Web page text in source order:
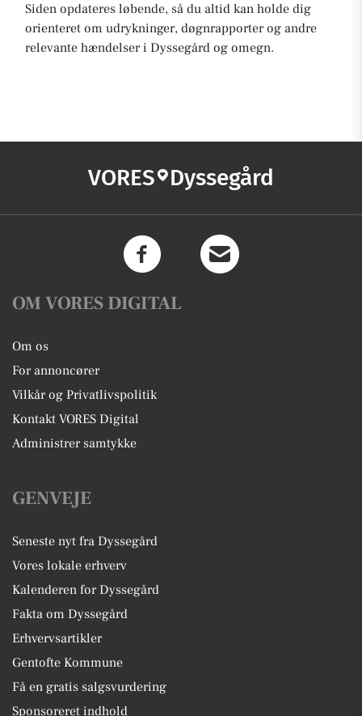
Siden opdateres løbende, så du altid kan holde dig
orienteret om udrykninger, døgnrapporter og andre
relevante hændelser i Dyssegård og omegn.
VORES Dyssegård
OM VORES DIGITAL
Om os
For annoncører
Vilkår og Privatlivspolitik
Kontakt VORES Digital
Administrer samtykke
GENVEJE
Seneste nyt fra Dyssegård
Vores lokale erhverv
Kalenderen for Dyssegård
Fakta om Dyssegård
Erhvervsartikler
Gentofte Kommune
Få en gratis salgsvurdering
Sponsoreret indhold